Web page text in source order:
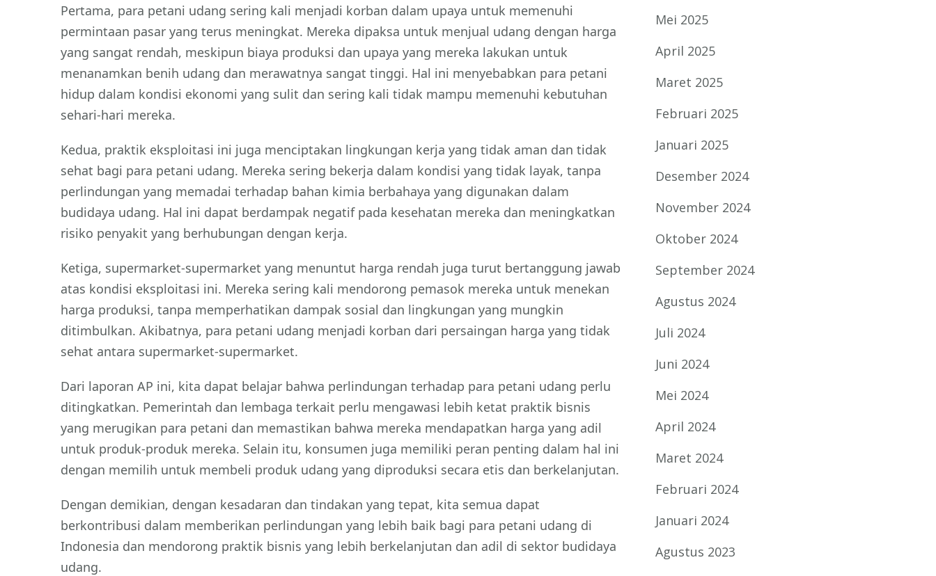
Pertama, para petani udang sering kali menjadi korban dalam upaya untuk memenuhi
permintaan pasar yang terus meningkat. Mereka dipaksa untuk menjual udang dengan harga
yang sangat rendah, meskipun biaya produksi dan upaya yang mereka lakukan untuk
menanamkan benih udang dan merawatnya sangat tinggi. Hal ini menyebabkan para petani
hidup dalam kondisi ekonomi yang sulit dan sering kali tidak mampu memenuhi kebutuhan
sehari-hari mereka.
Kedua, praktik eksploitasi ini juga menciptakan lingkungan kerja yang tidak aman dan tidak
sehat bagi para petani udang. Mereka sering bekerja dalam kondisi yang tidak layak, tanpa
perlindungan yang memadai terhadap bahan kimia berbahaya yang digunakan dalam
budidaya udang. Hal ini dapat berdampak negatif pada kesehatan mereka dan meningkatkan
risiko penyakit yang berhubungan dengan kerja.
Ketiga, supermarket-supermarket yang menuntut harga rendah juga turut bertanggung jawab
atas kondisi eksploitasi ini. Mereka sering kali mendorong pemasok mereka untuk menekan
harga produksi, tanpa memperhatikan dampak sosial dan lingkungan yang mungkin
ditimbulkan. Akibatnya, para petani udang menjadi korban dari persaingan harga yang tidak
sehat antara supermarket-supermarket.
Dari laporan AP ini, kita dapat belajar bahwa perlindungan terhadap para petani udang perlu
ditingkatkan. Pemerintah dan lembaga terkait perlu mengawasi lebih ketat praktik bisnis
yang merugikan para petani dan memastikan bahwa mereka mendapatkan harga yang adil
untuk produk-produk mereka. Selain itu, konsumen juga memiliki peran penting dalam hal ini
dengan memilih untuk membeli produk udang yang diproduksi secara etis dan berkelanjutan.
Dengan demikian, dengan kesadaran dan tindakan yang tepat, kita semua dapat
berkontribusi dalam memberikan perlindungan yang lebih baik bagi para petani udang di
Indonesia dan mendorong praktik bisnis yang lebih berkelanjutan dan adil di sektor budidaya
udang.
Mei 2025
April 2025
Maret 2025
Februari 2025
Januari 2025
Desember 2024
November 2024
Oktober 2024
September 2024
Agustus 2024
Juli 2024
Juni 2024
Mei 2024
April 2024
Maret 2024
Februari 2024
Januari 2024
Agustus 2023